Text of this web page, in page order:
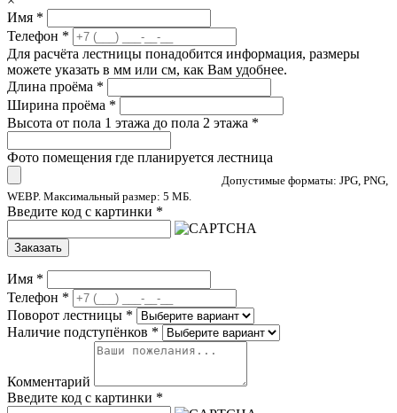
Имя *
Телефон *
Для расчёта лестницы понадобится информация, размеры
можете указать в мм или см, как Вам удобнее.
Длина проёма *
Ширина проёма *
Высота от пола 1 этажа до пола 2 этажа *
Фото помещения где планируется лестница
Допустимые форматы: JPG, PNG,
WEBP. Максимальный размер: 5 МБ.
Введите код с картинки *
Заказать
Имя *
Телефон *
Поворот лестницы *
Наличие подступёнков *
Комментарий
Введите код с картинки *